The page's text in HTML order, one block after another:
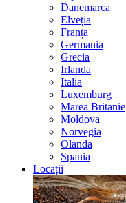
Danemarca
Elveția
Franța
Germania
Grecia
Irlanda
Italia
Luxemburg
Marea Britanie
Moldova
Norvegia
Olanda
Spania
Locații